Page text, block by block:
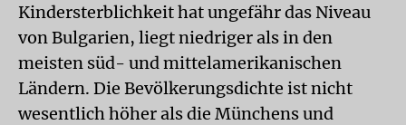
Kindersterblichkeit hat ungefähr das Niveau
von Bulgarien, liegt niedriger als in den
meisten süd- und mittelamerikanischen
Ländern. Die Bevölkerungsdichte ist nicht
wesentlich höher als die Münchens und